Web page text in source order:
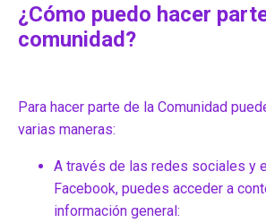
¿Cómo puedo hacer
comunidad?
Para hacer parte de la Comunidad
varias maneras:
A través de las redes sociales y
Facebook, puedes acceder a
información general: